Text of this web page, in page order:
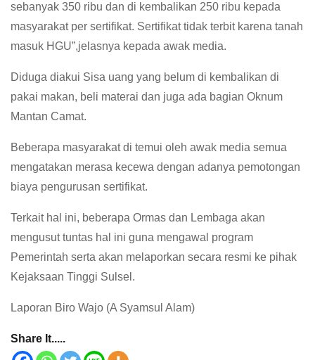
sebanyak 350 ribu dan di kembalikan 250 ribu kepada
masyarakat per sertifikat. Sertifikat tidak terbit karena tanah
masuk HGU”,jelasnya kepada awak media.
Diduga diakui Sisa uang yang belum di kembalikan di
pakai makan, beli materai dan juga ada bagian Oknum
Mantan Camat.
Beberapa masyarakat di temui oleh awak media semua
mengatakan merasa kecewa dengan adanya pemotongan
biaya pengurusan sertifikat.
Terkait hal ini, beberapa Ormas dan Lembaga akan
mengusut tuntas hal ini guna mengawal program
Pemerintah serta akan melaporkan secara resmi ke pihak
Kejaksaan Tinggi Sulsel.
Laporan Biro Wajo (A Syamsul Alam)
Share It.....